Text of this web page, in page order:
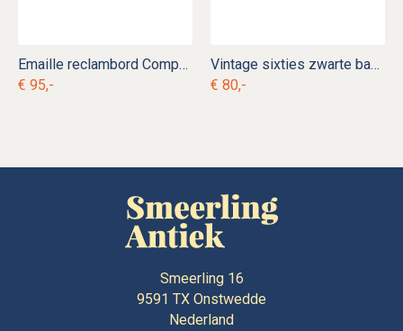
Emaille reclambord Compagnie Assurances Générales de Paris
€ 95,-
Vintage sixties zwarte bakeliet PTT wand telefoon
€ 80,-
Smeerling 16
9591 TX Onstwedde
Nederland